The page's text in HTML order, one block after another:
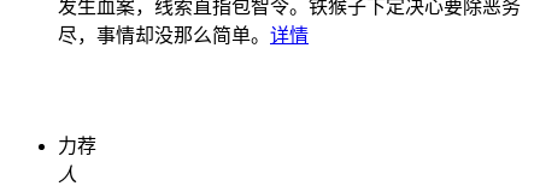
发生血案，线索直指包智令。铁猴子下定决心要除恶务
尽，事情却没那么简单。 详情
力荐
人